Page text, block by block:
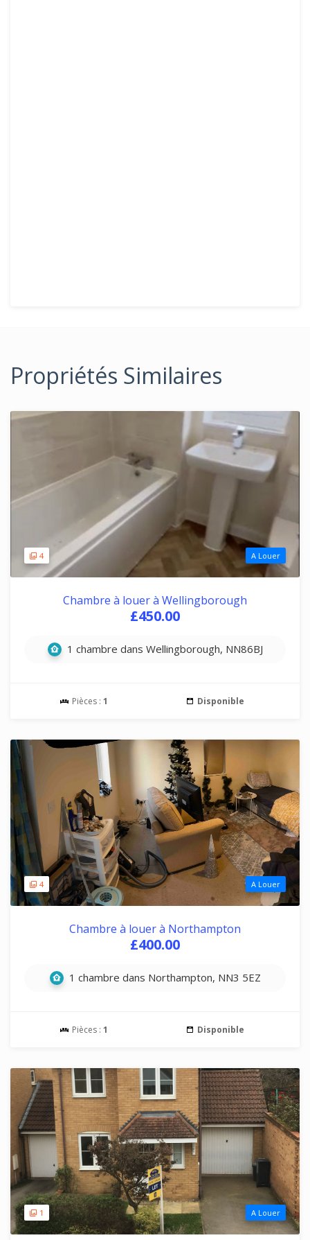
Propriétés Similaires
4 A Louer
Chambre à louer à Wellingborough
£450.00
1 chambre dans Wellingborough, NN86BJ
Pièces : 1 Disponible
4 A Louer
Chambre à louer à Northampton
£400.00
1 chambre dans Northampton, NN3 5EZ
Pièces : 1 Disponible
1 A Louer